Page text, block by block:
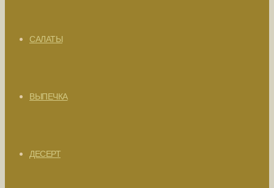
САЛАТЫ
ВЫПЕЧКА
ДЕСЕРТ